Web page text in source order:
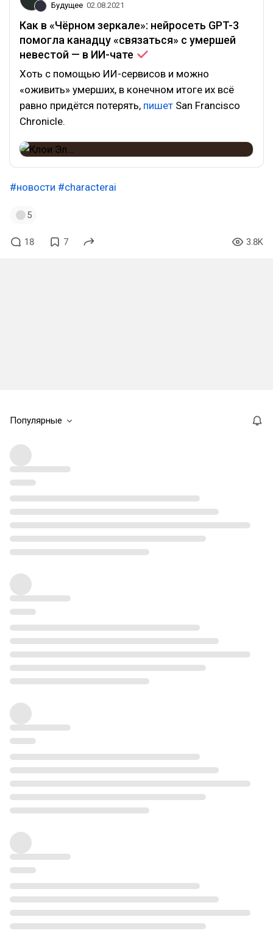
Будущее 02.08.2021
Как в «Чёрном зеркале»: нейросеть GPT-3
помогла канадцу «связаться» с умершей
невестой — в ИИ-чате
Хоть с помощью ИИ-сервисов и можно
«оживить» умерших, в конечном итоге их всё
равно придётся потерять, пишет San Francisco
Chronicle.
#новости #characterai
5
18 7 3.8K
Популярные